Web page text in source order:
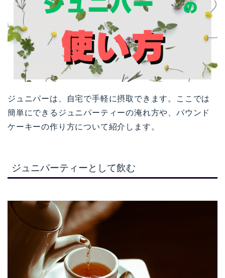
ジュニパーは、自宅で手軽に摂取できます。ここでは
簡単にできるジュニパーティーの淹れ方や、パウンド
ケーキーの作り方について紹介します。
ジュニパーティーとして飲む